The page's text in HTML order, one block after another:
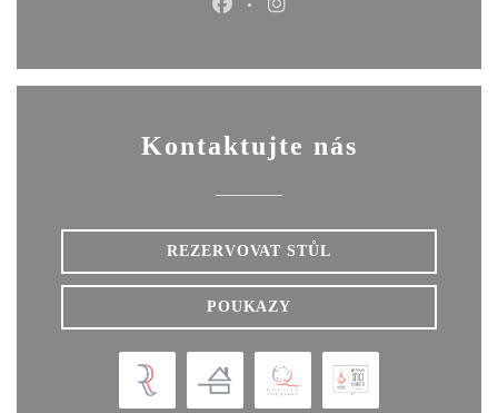
Facebook ((otevře se v novém
Kontaktujte nás
REZERVOVAT STŮL
POUKAZY